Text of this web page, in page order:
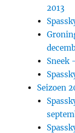
2013
Sneek
Seizoen